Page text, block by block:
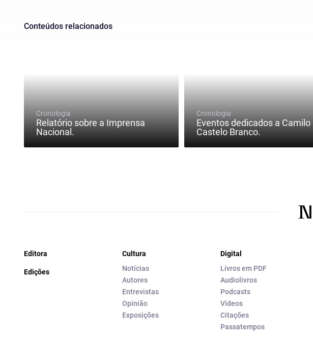
Conteúdos relacionados
Cronologia
Relatório sobre a Imprensa
Nacional.
Cronologia
Eventos dedicados a Camilo
Castelo Branco.
Editora
Edições
Cultura
Notícias
Autores
Entrevistas
Opinião
Exposições
Digital
Livros em PDF
Audiolivros
Podcasts
Vídeos
Citações
Passatempos